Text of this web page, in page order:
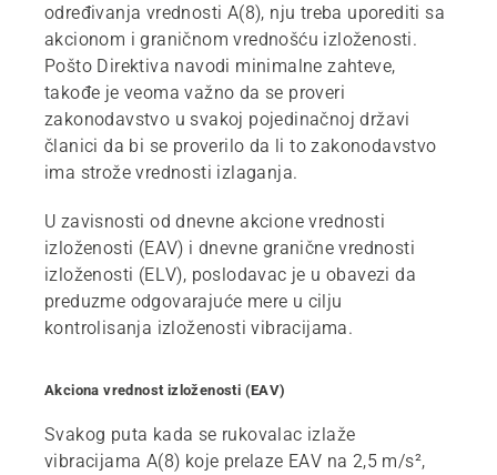
određivanja vrednosti A(8), nju treba uporediti sa
akcionom i graničnom vrednošću izloženosti.
Pošto Direktiva navodi minimalne zahteve,
takođe je veoma važno da se proveri
zakonodavstvo u svakoj pojedinačnoj državi
članici da bi se proverilo da li to zakonodavstvo
ima strože vrednosti izlaganja.
U zavisnosti od dnevne akcione vrednosti
izloženosti (EAV) i dnevne granične vrednosti
izloženosti (ELV), poslodavac je u obavezi da
preduzme odgovarajuće mere u cilju
kontrolisanja izloženosti vibracijama.
Akciona vrednost izloženosti (EAV)
Svakog puta kada se rukovalac izlaže
vibracijama A(8) koje prelaze EAV na 2,5 m/s²,